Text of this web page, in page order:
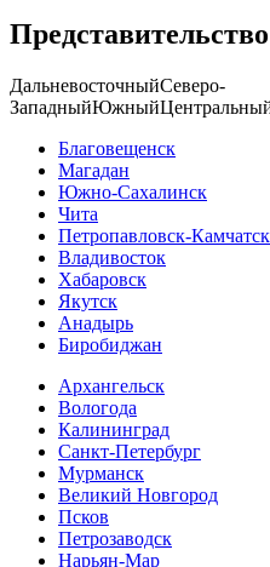
ДальневосточныйСеверо-
ЗападныйЮжный
Благовещенск
Магадан
Южно-Сахалинск
Чита
Петропавловск-
Владивосток
Хабаровск
Якутск
Анадырь
Биробиджан
Архангельск
Вологода
Калининград
Санкт-Петербург
Мурманск
Великий Новгород
Псков
Петрозаводск
Нарьян-Мар